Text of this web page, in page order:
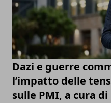
Dazi e guerre
l’impatto delle
sulle PMI, a cura